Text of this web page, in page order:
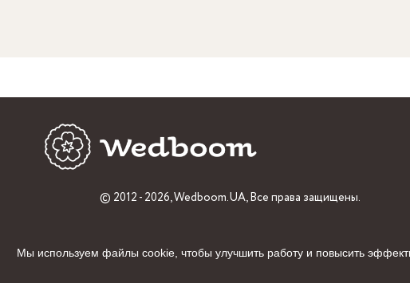
© 2012 - 2026,Wedboom.UA, Все права защищены.
Мы используем файлы cookie, чтобы улучшить работу и повысить